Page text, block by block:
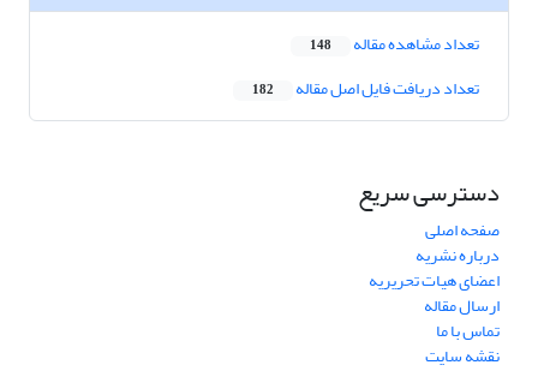
تعداد مشاهده مقاله 148
تعداد دریافت فایل اصل مقاله 182
دسترسی سریع
صفحه اصلی
درباره نشریه
اعضای هیات تحریریه
ارسال مقاله
تماس با ما
نقشه سایت